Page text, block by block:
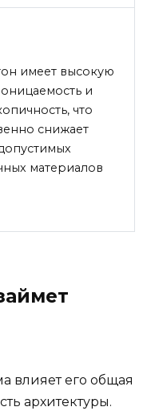
имеет высокую
и
что
снижает
материалов
влияет его общая
архитектуры.